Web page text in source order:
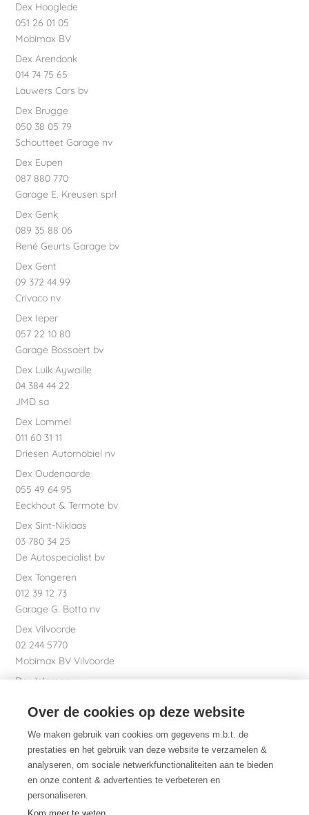
Dex Hooglede
051 26 01 05
Mobimax BV
Dex Arendonk
014 74 75 65
Lauwers Cars bv
Dex Brugge
050 38 05 79
Schoutteet Garage nv
Dex Eupen
087 880 770
Garage E. Kreusen sprl
Dex Genk
089 35 88 06
René Geurts Garage bv
Dex Gent
09 372 44 99
Crivaco nv
Dex Ieper
057 22 10 80
Garage Bossaert bv
Dex Luik Aywaille
04 384 44 22
JMD sa
Dex Lommel
011 60 31 11
Driesen Automobiel nv
Dex Oudenaarde
055 49 64 95
Eeckhout & Termote bv
Dex Sint-Niklaas
03 780 34 25
De Autospecialist bv
Dex Tongeren
012 39 12 73
Garage G. Botta nv
Dex Vilvoorde
02 244 5770
Mobimax BV Vilvoorde
Dex Waregem
Garage Dhont bv
Dex nv Maatschappelijke zetel
051 26 01 01
Dex. Daarom.
Over de cookies op deze website
We maken gebruik van cookies om gegevens m.b.t. de
prestaties en het gebruik van deze website te verzamelen &
analyseren, om sociale netwerkfunctionaliteiten aan te bieden
en onze content & advertenties te verbeteren en
personaliseren.